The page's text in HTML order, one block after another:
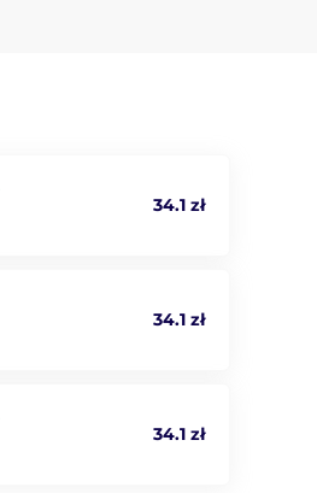
34.1 zł
34.1 zł
34.1 zł